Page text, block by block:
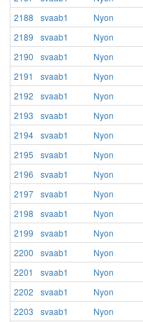
2188
svaab1 Nyon
2189
svaab1 Nyon
2190
svaab1 Nyon
2191
svaab1 Nyon
2192
svaab1 Nyon
2193
svaab1 Nyon
2194 svaab1 Nyon
2195
svaab1 Nyon
2196
svaab1 Nyon
2197 svaab1 Nyon
2198
svaab1 Nyon
2199
svaab1 Nyon
2200
svaab1 Nyon
2201
svaab1 Nyon
2202
svaab1 Nyon
2203
svaab1 Nyon